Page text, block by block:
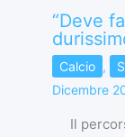
“Deve
Calcio ,
Dicembre
Il